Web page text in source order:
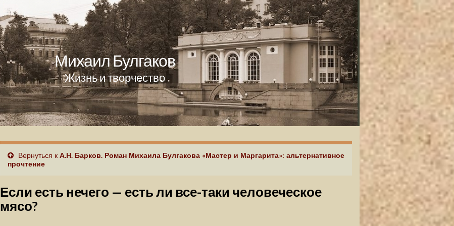
Михаил Булгаков
Жизнь и творчество
Вернуться к А.Н. Барков. Роман Михаила Булгакова «Мастер и Маргарита»: альтернативное
прочтение
Если есть нечего — есть ли все-таки человеческое
мясо?